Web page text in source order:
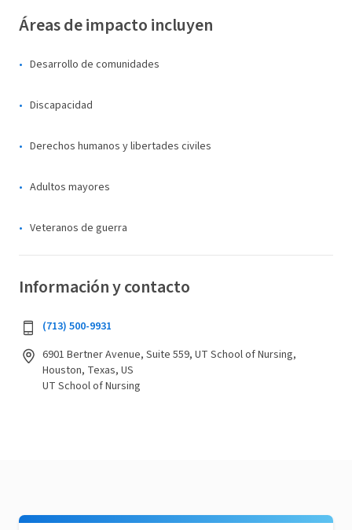
Áreas de impacto incluyen
Desarrollo de comunidades
Discapacidad
Derechos humanos y libertades civiles
Adultos mayores
Veteranos de guerra
Información y contacto
(713) 500-9931
6901 Bertner Avenue, Suite 559, UT School of Nursing,
Houston, Texas, US
UT School of Nursing